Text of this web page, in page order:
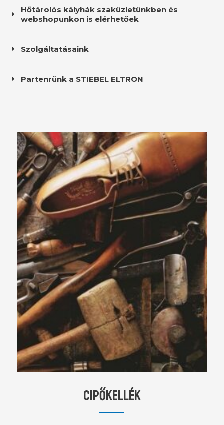
Hőtárolós kályhák szaküzletünkben és
webshopunkon is elérhetőek
Szolgáltatásaink
Partenrünk a STIEBEL ELTRON
CIPŐKELLÉK